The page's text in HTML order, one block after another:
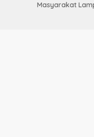
Masyarakat